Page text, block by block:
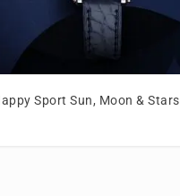
Sport Sun, Moon & Stars